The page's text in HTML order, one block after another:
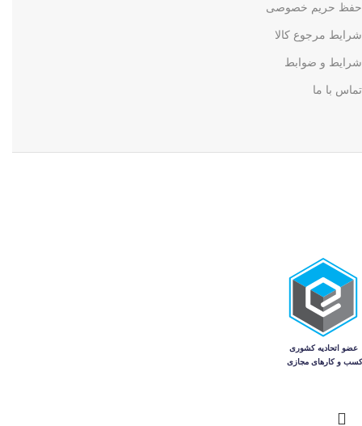
حفظ حریم خصوصی
شرایط مرجوع کالا
شرایط و ضوابط
تماس با ما